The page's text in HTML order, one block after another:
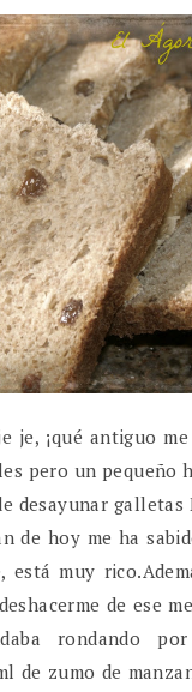
je, ¡qué antiguo
pero un pequeño
desayunar
de hoy me ha
está muy
de ese
rondando
de zumo de